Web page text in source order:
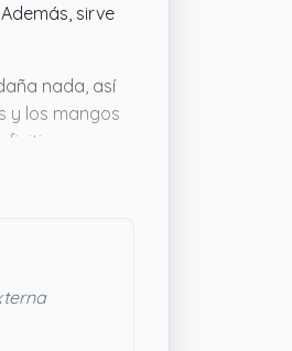
sirve
nada, así
y los mangos
parece
con tu